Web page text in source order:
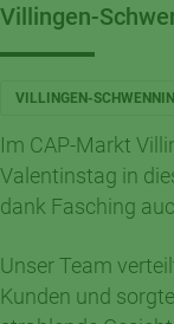
Villingen-
VILLINGEN-
Im CAP-Markt
Valentinstag in
dank Fasching
Unser Team
Kunden und